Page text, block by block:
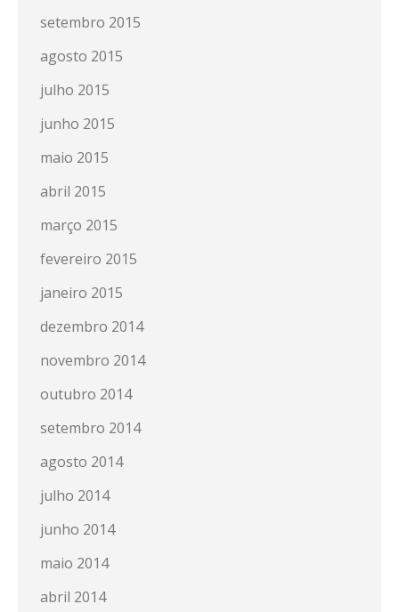
setembro 2015
agosto 2015
julho 2015
junho 2015
maio 2015
abril 2015
março 2015
fevereiro 2015
janeiro 2015
dezembro 2014
novembro 2014
outubro 2014
setembro 2014
agosto 2014
julho 2014
junho 2014
maio 2014
abril 2014